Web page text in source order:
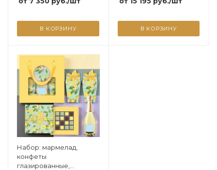
В КОРЗИНУ В КОРЗИНУ
Набор: мармелад,
конфеты
глазированные,